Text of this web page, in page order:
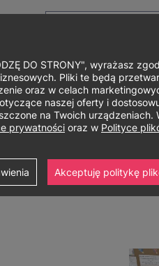
Główne
menu
O uniwersytecie
DO STRONY", wyrażasz
Pliki te będą
oraz w celach
naszej oferty i
na Twoich
prywatności oraz w Polityce
Akceptuję politykę